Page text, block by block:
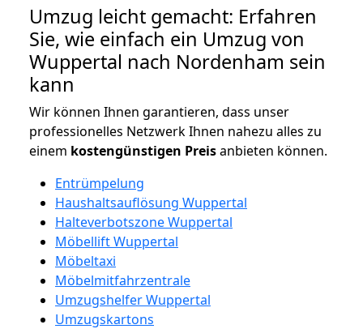
Umzug leicht gemacht: Erfahren
Sie, wie einfach ein Umzug von
Wuppertal nach Nordenham sein
kann
Wir können Ihnen garantieren, dass unser
professionelles Netzwerk Ihnen nahezu alles zu
einem kostengünstigen Preisanbieten können.
Entrümpelung
Haushaltsauflösung Wuppertal
Halteverbotszone Wuppertal
Möbellift Wuppertal
Möbeltaxi
Möbelmitfahrzentrale
Umzugshelfer Wuppertal
Umzugskartons